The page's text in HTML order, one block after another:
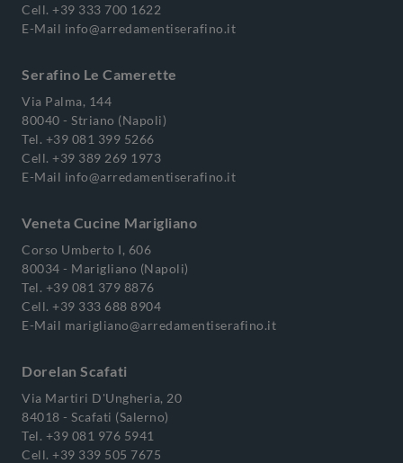
Cell. +39 333 700 1622
E-Mail info@arredamentiserafino.it
Serafino Le Camerette
Via Palma, 144
80040 - Striano (Napoli)
Tel. +39 081 399 5266
Cell. +39 389 269 1973
E-Mail info@arredamentiserafino.it
Veneta Cucine Marigliano
Corso Umberto I, 606
80034 - Marigliano (Napoli)
Tel. +39 081 379 8876
Cell. +39 333 688 8904
E-Mail marigliano@arredamentiserafino.it
Dorelan Scafati
Via Martiri D'Ungheria, 20
84018 - Scafati (Salerno)
Tel. +39 081 976 5941
Cell. +39 339 505 7675